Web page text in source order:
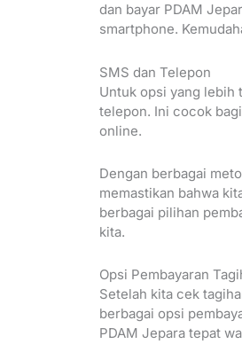
dan bayar PDAM
smartphone.
SMS dan Telepon
Untuk opsi yang lebih
telepon. Ini cocok
online.
Dengan berbagai
memastikan bahwa
berbagai pilihan
kita.
Opsi Pembayaran
Setelah kita cek
berbagai opsi
PDAM Jepara tepat